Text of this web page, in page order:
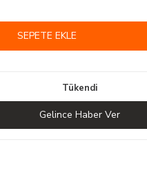
SEPETE EKLE
Tükendi
Gelince Haber Ver